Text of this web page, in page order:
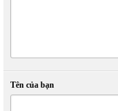
Tên của bạn